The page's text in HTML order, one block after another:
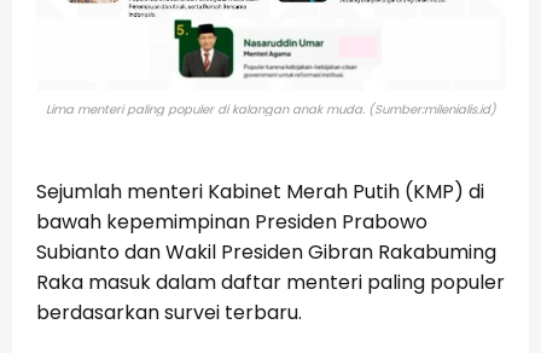
Lima menteri paling populer di kalangan anak muda. (Sumber:milenialis.id)
Sejumlah menteri Kabinet Merah Putih (KMP) di
bawah kepemimpinan Presiden Prabowo
Subianto dan Wakil Presiden Gibran Rakabuming
Raka masuk dalam daftar menteri paling populer
berdasarkan survei terbaru.